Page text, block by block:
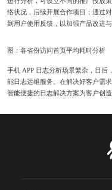
络状况，后续开展合作项目；通过
到用户使用反馈，以加强产品改进与
图：各省份访问首页平均耗时分析
手机 APP 日志分析场景繁杂，日后
能日志运维服务。在解决好客户需
智能便捷的日志解决方案为客户创造